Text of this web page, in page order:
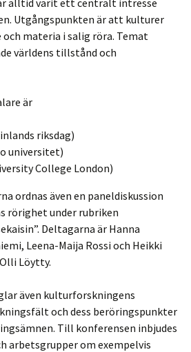
alltid varit ett centralt intresse
Utgångspunkten är att kulturer
materia i salig röra. Temat
världens tillstånd och
är
riksdag)
universitet)
College London)
ordnas även en paneldiskussion
rörighet under rubriken
Deltagarna är Hanna
Leena-Maija Rossi och Heikki
Löytty.
även kulturforskningens
och dess beröringspunkter
Till konferensen inbjudes
arbetsgrupper om exempelvis